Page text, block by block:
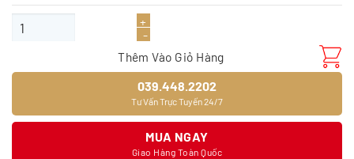
Giấy dán tường J 9416-1 số lượng
Thêm Vào Giỏ Hàng
039.448.2202
Tư Vấn Trực Tuyến 24/7
MUA NGAY
Giao Hàng Toàn Quốc